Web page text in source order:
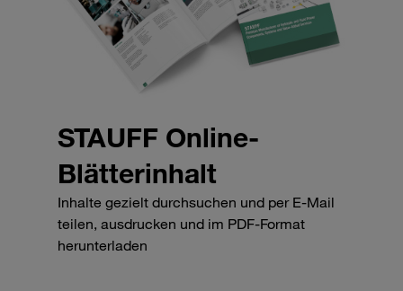
STAUFF Online-
Blätterinhalt
Inhalte gezielt durchsuchen und per E-Mail
teilen, ausdrucken und im PDF-Format
herunterladen